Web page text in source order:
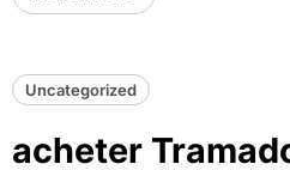
Uncategorized
acheter